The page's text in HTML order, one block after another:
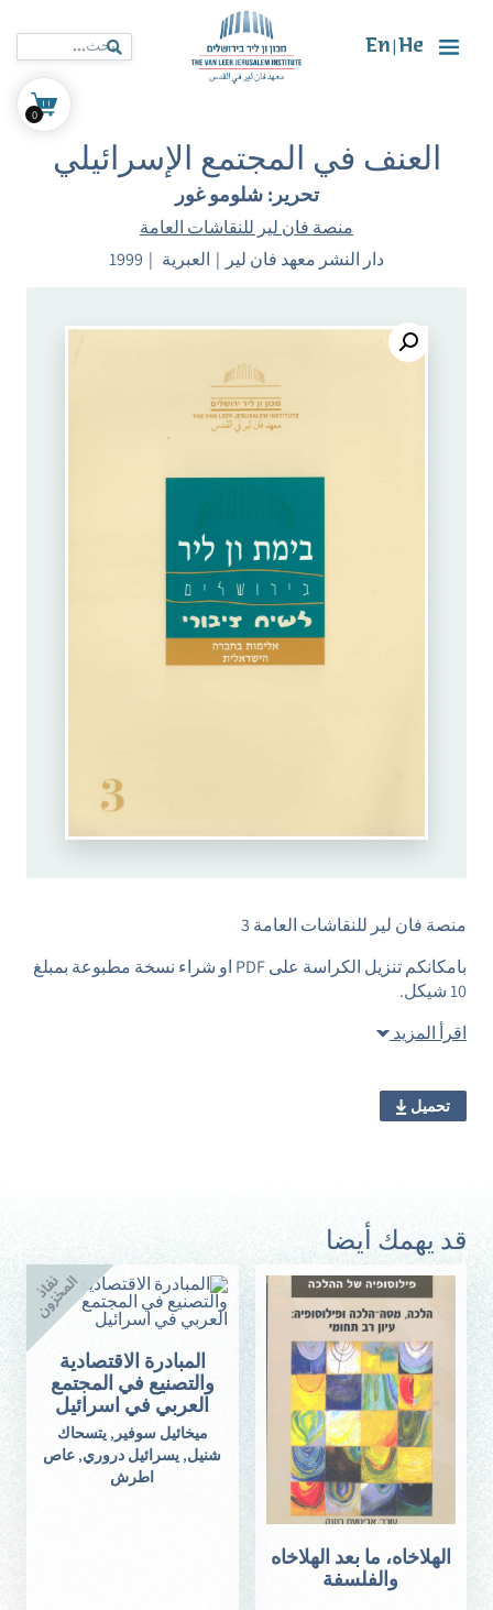
He
En
0
العنف في المجتمع الإسرائيلي
تحرير: شلومو غور
منصة فان لير للنقاشات العامة
دار النشر معهد فان لير
العبرية 1999
منصة فان لير للنقاشات العامة 3
بامكانكم تنزيل الكراسة على PDF او شراء نسخة مطبوعة بمبلغ
10 شيكل.
اقرأ المزيد
تحميل
قد يهمك أيضا
الهلاخاه، ما بعد الهلاخاه
والفلسفة
المبادرة الاقتصادية
والتصنيع في المجتمع
العربي في اسرائيل
ميخائيل سوفير, يتسحاك
شنيل, يسرائيل دروري, عاص
اطرش